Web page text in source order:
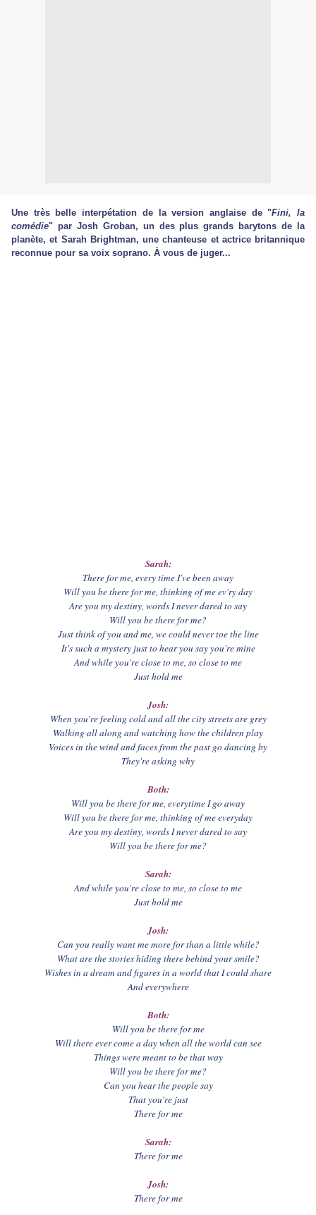
Une très belle interpétation de la version anglaise de "Fini, la
comédie" par Josh Groban, un des plus grands barytons de la
planète, et Sarah Brightman, une chanteuse et actrice britannique
reconnue pour sa voix soprano. À vous de juger...
Sarah:
There for me, every time I've been away
Will you be there for me, thinking of me ev'ry day
Are you my destiny, words I never dared to say
Will you be there for me?
Just think of you and me, we could never toe the line
It's such a mystery just to hear you say you're mine
And while you're close to me, so close to me
Just hold me
Josh:
When you're feeling cold and all the city streets are grey
Walking all along and watching how the children play
Voices in the wind and faces from the past go dancing by
They're asking why
Both:
Will you be there for me, everytime I go away
Will you be there for me, thinking of me everyday
Are you my destiny, words I never dared to say
Will you be there for me?
Sarah:
And while you're close to me, so close to me
Just hold me
Josh:
Can you really want me more for than a little while?
What are the stories hiding there behind your smile?
Wishes in a dream and figures in a world that I could share
And everywhere
Both:
Will you be there for me
Will there ever come a day when all the world can see
Things were meant to be that way
Will you be there for me?
Can you hear the people say
That you're just
There for me
Sarah:
There for me
Josh:
There for me